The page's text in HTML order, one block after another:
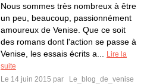
Nous sommes très nombreux à être
un peu, beaucoup, passionnément
amoureux de Venise. Que ce soit
des romans dont l'action se passe à
Venise, les essais écrits a...
Lire la
suite
Le 14 juin 2015 par
Le_blog_de_venise